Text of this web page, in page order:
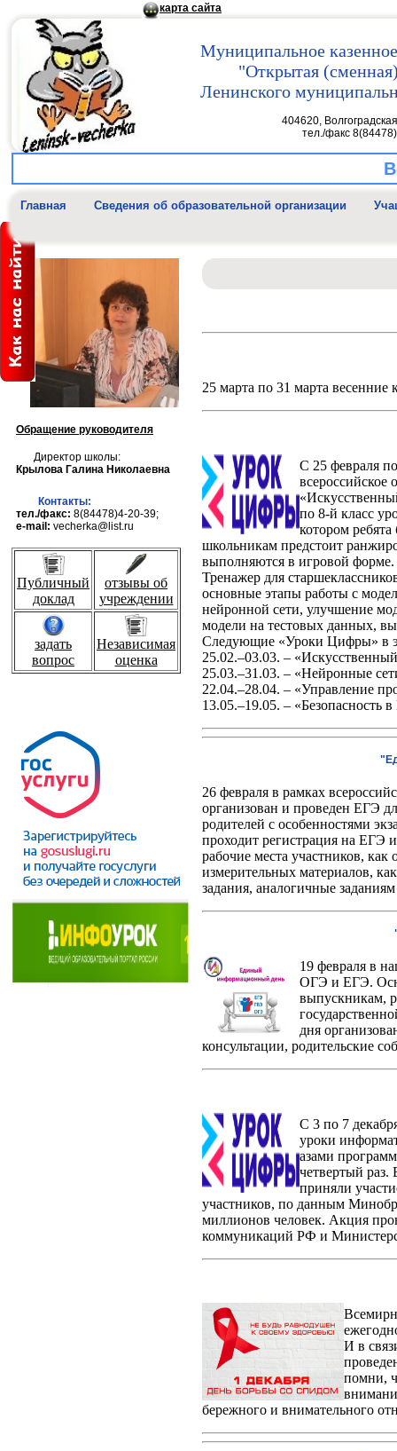
карта сайта
Муниципальное
"Открытая
Ленинского
404620,
тел./факс
Главная Cведения об образовательной организации
Обращение руководителя
Директор школы:
Крылова Галина Николаевна
Контакты:
тел./факс: 8(84478)4-20-39;
e-mail: vecherka@list.ru
Публичный
доклад
отзывы об
учреждении
задать
вопрос
Независимая
оценка
25 марта по 31 марта весенние
С 25 февраля
всероссийское
по 8-й класс
котором ребята
школьникам предстоит
выполняются в игровой форме.
Тренажер для
основные этапы работы с
нейронной сети, улучшение
модели на тестовых данных,
Следующие «Уроки Цифры» в
25.02.–03.03. –
25.03.–31.03. – «Нейронные
22.04.–28.04. – «Управление
13.05.–19.05. – «Безопасность
26 февраля в рамках
организован и проведен ЕГЭ
родителей с особенностями
проходит регистрация на ЕГЭ и
рабочие места участников, как
измерительных материалов,
задания, аналогичные
19 февраля в
ОГЭ и ЕГЭ.
выпускникам,
дня
консультации, родительские
С 3 по 7
уроки
азами
четвертый раз.
приняли
участников, по данным
миллионов человек. Акция
коммуникаций РФ и
И в
помни,
бережного и внимательного